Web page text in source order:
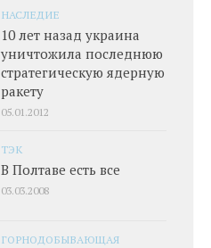
НАСЛЕДИЕ
10 лет назад украина
уничтожила последнюю
стратегическую ядерную
ракету
05.01.2012
ТЭК
В Полтаве есть все
03.03.2008
ГОРНОДОБЫВАЮЩАЯ